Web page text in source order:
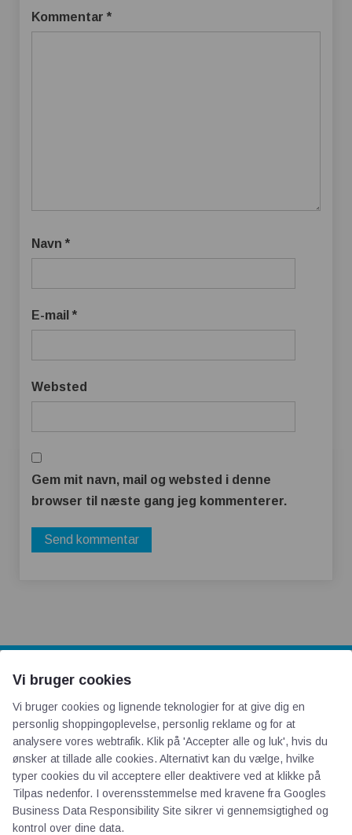
Kommentar *
Navn *
E-mail *
Websted
Gem mit navn, mail og websted i denne
browser til næste gang jeg kommenterer.
AOT
Om os
Priser
Kontakt
Persondata
Vi bruger cookies
Vi bruger cookies og lignende teknologier for at give dig en
personlig shoppingoplevelse, personlig reklame og for at
analysere vores webtrafik. Klik på 'Accepter alle og luk', hvis du
ønsker at tillade alle cookies. Alternativt kan du vælge, hvilke
typer cookies du vil acceptere eller deaktivere ved at klikke på
Tilpas nedenfor. I overensstemmelse med kravene fra Googles
Business Data Responsibility Site sikrer vi gennemsigtighed og
kontrol over dine data.